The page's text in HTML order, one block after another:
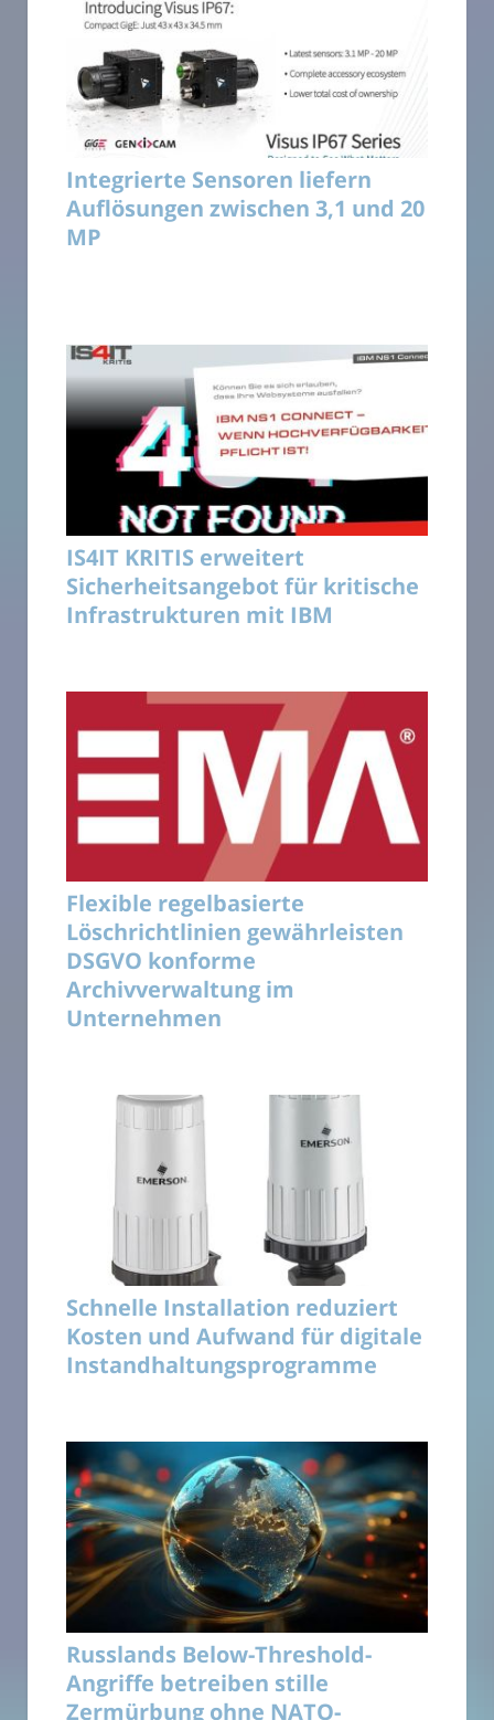
Integrierte Sensoren liefern
Auflösungen zwischen 3,1 und 20
MP
IS4IT KRITIS erweitert
Sicherheitsangebot für kritische
Infrastrukturen mit IBM
Flexible regelbasierte
Löschrichtlinien gewährleisten
DSGVO konforme
Archivverwaltung im
Unternehmen
Schnelle Installation reduziert
Kosten und Aufwand für digitale
Instandhaltungsprogramme
Russlands Below-Threshold-
Angriffe betreiben stille
Zermürbung ohne NATO-